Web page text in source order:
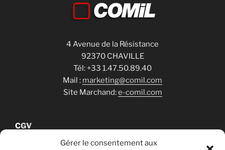
Gérer le consentement aux
4 Avenue de la Résistance
92370 CHAVILLE
Tél: +33 1.47.50.89.40
Mail : marketing@comil.com
Site Marchand:e-comil.com
CGV